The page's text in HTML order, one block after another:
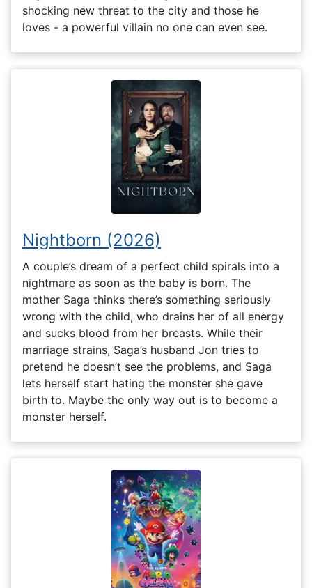
shocking new threat to the city and those he
loves - a powerful villain no one can even see.
Nightborn (2026)
A couple’s dream of a perfect child spirals into a
nightmare as soon as the baby is born. The
mother Saga thinks there’s something seriously
wrong with the child, who drains her of all energy
and sucks blood from her breasts. While their
marriage strains, Saga’s husband Jon tries to
pretend he doesn’t see the problems, and Saga
lets herself start hating the monster she gave
birth to. Maybe the only way out is to become a
monster herself.